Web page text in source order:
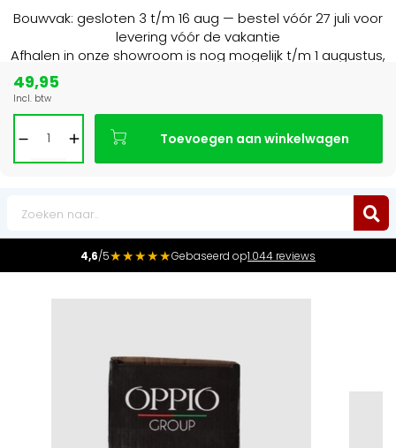
Bouwvak: gesloten 3 t/m 16 aug — bestel vóór 27 juli voor
levering vóór de vakantie
Afhalen in onze showroom is nog mogelijk t/m 1 augustus,
4,6/5★★★★★Gebaseerd op1.044 reviews
49,95
Incl. btw
Toevoegen aan winkelwagen